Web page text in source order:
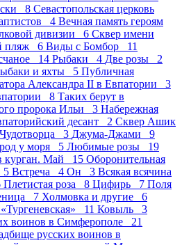
8 Севастопольская церковь
4 Вечная память героям
дивизии 6 Сквер имени
пляж 6 Виды с Бомбор 11
14 Рыбаки 4 Две розы 2
и яхты 5 Публичная
Александра II в Евпатории 3
8 Таких берут в
пророка Ильи 3 Набережная
десант 2 Сквер Ашик
3 Джума-Джами 9
у моря 5 Любимые розы 19
курган. Май 15 Оборонительная
5 Встреча 4 Он 3 Всякая всячина
Плетистая роза 8 Цифирь 7 Поля
7 Холмовка и другие 6
11 Ковыль 3
воинов в Симферополе 21
русских воинов в